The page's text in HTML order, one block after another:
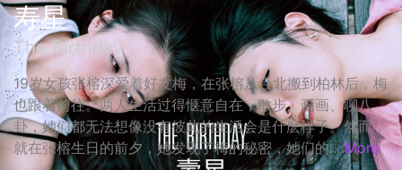
寿星
The Birthday
19岁女孩张榕深爱着好友梅，在张榕从台北搬到柏林后，梅
也跟着前往。两人生活过得惬意自在，散步、画画、聊八
卦，她们都无法想像没有彼此的生活会是什麽样子。然而，
就在张榕生日的前夕，她发现了梅的秘密，她们的... More